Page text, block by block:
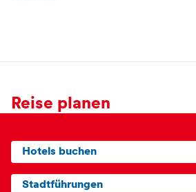
Reise planen
Hotels buchen
Stadtführungen